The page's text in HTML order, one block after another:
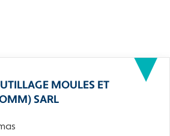
MOULES ET
SARL